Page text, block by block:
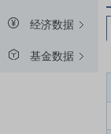
经济数据
基金数据